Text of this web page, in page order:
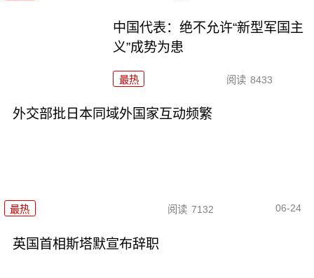
中国代表：绝不允许“新型军国主
义”成势为患
最热 阅读 8433
外交部批日本同域外国家互动频繁
最热 阅读 7132 06-24
英国首相斯塔默宣布辞职